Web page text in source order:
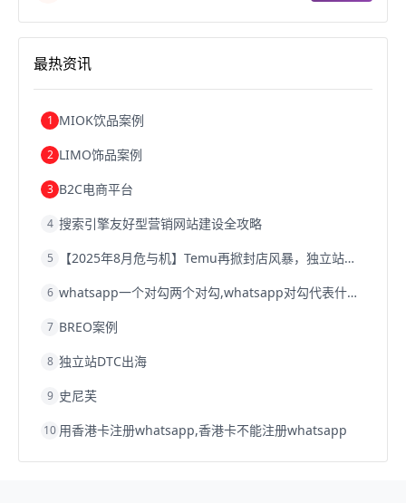
跨境电商关税
跨境电商建站
浙江跨境电商宁波跨境电商跨境电商的模式
跨境电商优势跨境电商的优势
最热资讯
1 MIOK饮品案例
2 LIMO饰品案例
3 B2C电商平台
4 搜索引擎友好型营销网站建设全攻略
5 【2025年8月危与机】Temu再掀封店风暴，独立站才是跨境卖家的避险通道
6 whatsapp一个对勾两个对勾,whatsapp对勾代表什么意思
7 BREO案例
8 独立站DTC出海
9 史尼芙
10 用香港卡注册whatsapp,香港卡不能注册whatsapp